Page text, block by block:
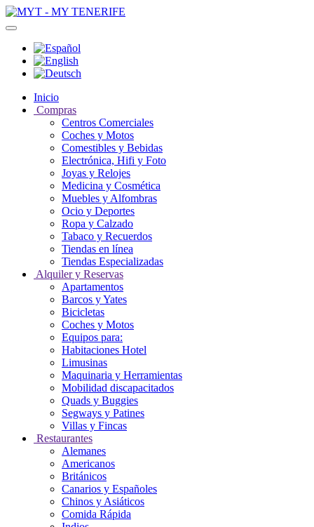
Inicio
Compras
Centros Comerciales
Coches y Motos
Comestibles y Bebidas
Electrónica, Hifi y Foto
Joyas y Relojes
Medicina y Cosmética
Muebles y Alfombras
Ocio y Deportes
Ropa y Calzado
Tabaco y Recuerdos
Tiendas en línea
Tiendas Especializadas
Alquiler y Reservas
Apartamentos
Barcos y Yates
Bicicletas
Coches y Motos
Equipos para:
Habitaciones Hotel
Limusinas
Maquinaria y Herramientas
Mobilidad discapacitados
Quads y Buggies
Segways y Patines
Villas y Fincas
Restaurantes
Alemanes
Americanos
Británicos
Canarios y Españoles
Chinos y Asiáticos
Comida Rápida